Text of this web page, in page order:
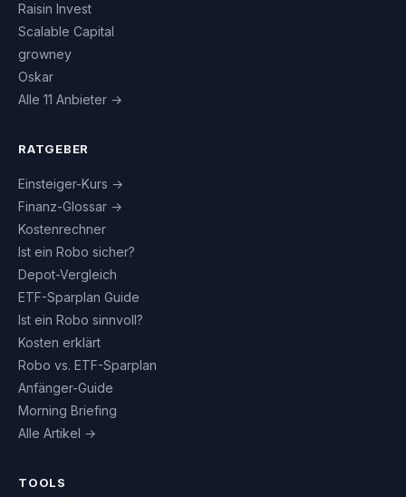
Raisin Invest
Scalable Capital
growney
Oskar
Alle 11 Anbieter →
RATGEBER
Einsteiger-Kurs →
Finanz-Glossar →
Kostenrechner
Ist ein Robo sicher?
Depot-Vergleich
ETF-Sparplan Guide
Ist ein Robo sinnvoll?
Kosten erklärt
Robo vs. ETF-Sparplan
Anfänger-Guide
Morning Briefing
Alle Artikel →
TOOLS